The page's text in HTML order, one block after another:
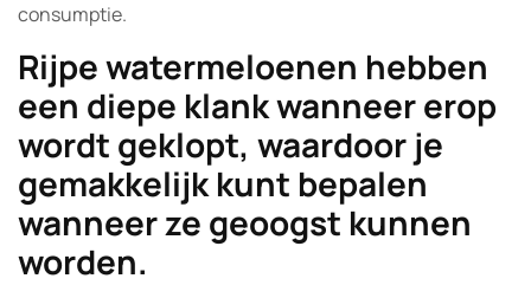
consumptie.
Rijpe watermeloenen hebben
een diepe klank wanneer erop
wordt geklopt, waardoor je
gemakkelijk kunt bepalen
wanneer ze geoogst kunnen
worden.